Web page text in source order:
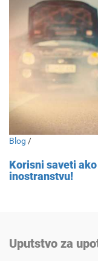
Blog /
Korisni saveti
inostranstvu!
Uputstvo za